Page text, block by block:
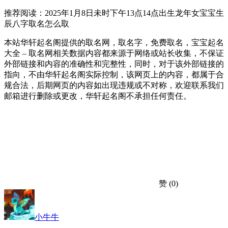
推荐阅读：2025年1月8日未时下午13点14点出生龙年女宝宝生
辰八字取名怎么取
本站华轩起名阁提供的取名网，取名字，免费取名，宝宝起名
大全 – 取名网相关数据内容都来源于网络或站长收集，不保证
外部链接和内容的准确性和完整性，同时，对于该外部链接的
指向，不由华轩起名阁实际控制，该网页上的内容，都属于合
规合法，后期网页的内容如出现违规或不对称，欢迎联系我们
邮箱进行删除或更改，华轩起名阁不承担任何责任。
赞 (0)
小牛牛